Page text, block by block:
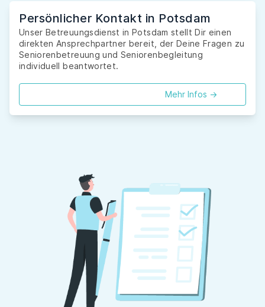
Persönlicher Kontakt in Potsdam
Unser Betreuungsdienst in Potsdam stellt Dir einen
direkten Ansprechpartner bereit, der Deine Fragen zu
Seniorenbetreuung und Seniorenbegleitung
individuell beantwortet.
Mehr Infos ->